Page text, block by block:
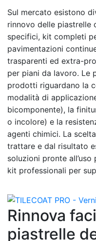
Sul mercato esistono
rinnovo delle piastrelle
specifici, kit completi
pavimentazioni
trasparenti ed extra-
per piani da lavoro. Le
prodotti riguardano la
modalità di
bicomponente), la
o incolore) e la
agenti chimici. La
trattare e dal risultato
soluzioni pronte
kit professionali per
Rinnova
piastrelle